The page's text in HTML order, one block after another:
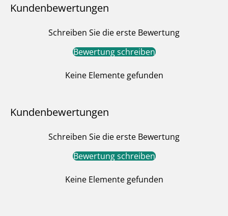
Kundenbewertungen
Schreiben Sie die erste Bewertung
Bewertung schreiben
Keine Elemente gefunden
Kundenbewertungen
Schreiben Sie die erste Bewertung
Bewertung schreiben
Keine Elemente gefunden